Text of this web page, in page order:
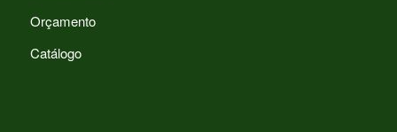
Orçamento
Catálogo